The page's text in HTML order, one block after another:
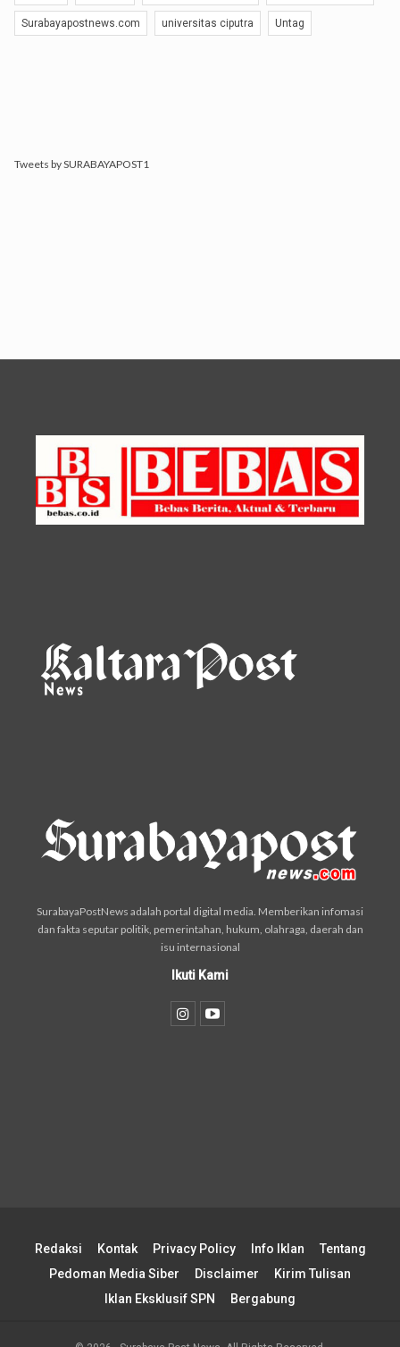
Surabayapostnews.com universitas ciputra Untag
Tweets by SURABAYAPOST1
SurabayaPostNews adalah portal digital media. Memberikan infomasi
dan fakta seputar politik, pemerintahan, hukum, olahraga, daerah dan
isu internasional
Ikuti Kami
Redaksi Kontak Privacy Policy Info Iklan
Tentang
Pedoman Media Siber
Disclaimer
Kirim Tulisan
Iklan Eksklusif SPN
Bergabung